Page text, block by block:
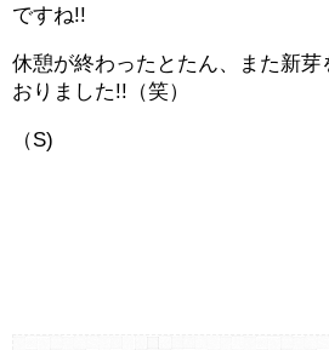
ですね!!
休憩が終わったとたん、また新芽
おりました!!（笑）
（S)